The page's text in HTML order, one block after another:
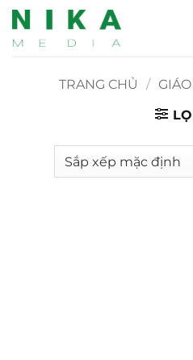
Bỏ
qua
nội
TRANG CHỦ
/